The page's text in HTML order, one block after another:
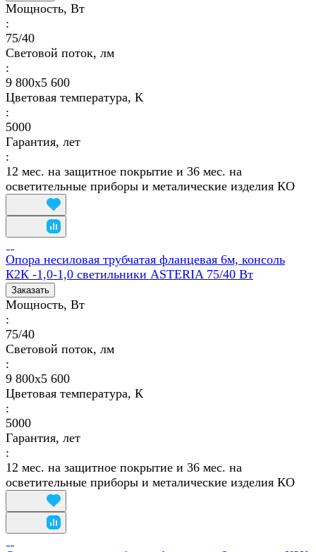
Мощность, Вт
:
75/40
Световой поток, лм
:
9 800х5 600
Цветовая температура, К
:
5000
Гарантия, лет
:
12 мес. на защитное покрытие и 36 мес. на
осветительные приборы и металические изделия КО
Опора несиловая трубчатая фланцевая 6м, консоль
К2К -1,0-1,0 светильники ASTERIA 75/40 Вт
Заказать
Мощность, Вт
:
75/40
Световой поток, лм
:
9 800х5 600
Цветовая температура, К
:
5000
Гарантия, лет
:
12 мес. на защитное покрытие и 36 мес. на
осветительные приборы и металические изделия КО